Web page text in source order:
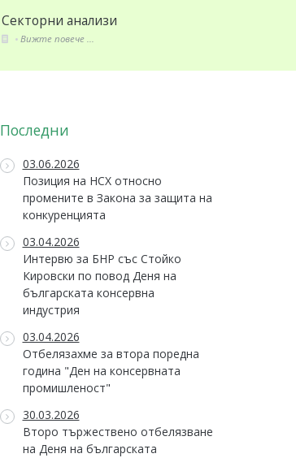
Стандарти и закони
Последни
03.06.2026
Позиция на НСХ относно
промените в Закона за защита на
конкуренцията
03.04.2026
Интервю за БНР със Стойко
Кировски по повод Деня на
българската консервна
индустрия
03.04.2026
Отбелязахме за втора поредна
година "Ден на консервната
промишленост"
30.03.2026
Второ тържествено отбелязване
на Деня на българската